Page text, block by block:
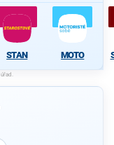
STAN MOTO